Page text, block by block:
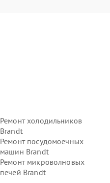
Ремонт холодильников
Brandt
Ремонт посудомоечных
машин Brandt
Ремонт микроволновых
печей Brandt